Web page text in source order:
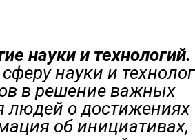
науки и технологий.
науки и
в решение важных
людей о достижениях
об инициативах,